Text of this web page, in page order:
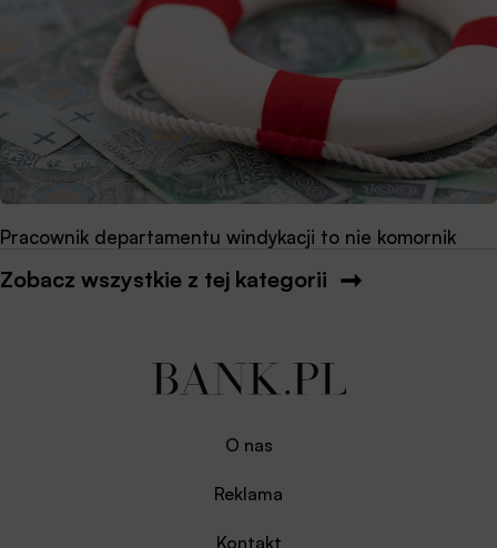
Pracownik departamentu windykacji to nie komornik
Zobacz wszystkie z tej kategorii
O nas
Reklama
Kontakt